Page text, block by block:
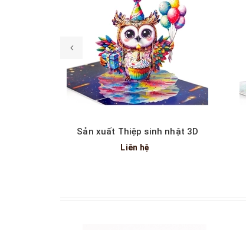
Xem nhanh
Sản xuất Thiệp sinh nhật 3D
Liên hệ